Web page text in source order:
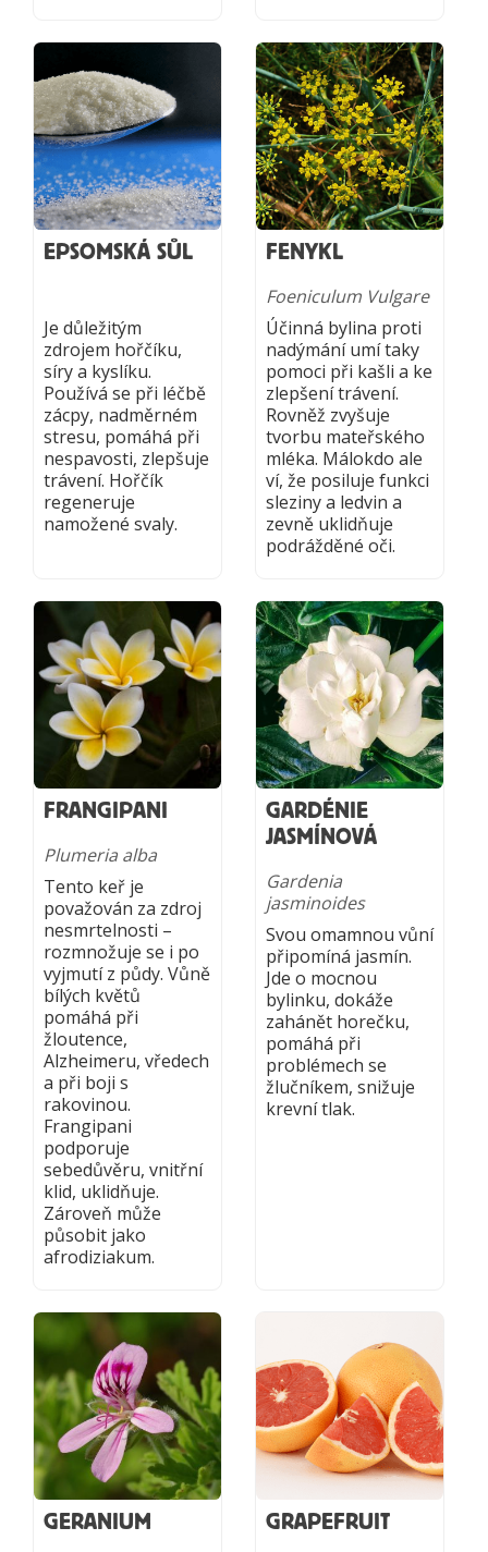
EPSOMSKÁ SŮL
Je důležitým
zdrojem hořčíku,
síry a kyslíku.
Používá se při léčbě
zácpy, nadměrném
stresu, pomáhá při
nespavosti, zlepšuje
trávení. Hořčík
regeneruje
namožené svaly.
FENYKL
Foeniculum Vulgare
Účinná bylina proti
nadýmání umí taky
pomoci při kašli a ke
zlepšení trávení.
Rovněž zvyšuje
tvorbu mateřského
mléka. Málokdo ale
ví, že posiluje funkci
sleziny a ledvin a
zevně uklidňuje
podrážděné oči.
FRANGIPANI
Plumeria alba
Tento keř je
považován za zdroj
nesmrtelnosti –
rozmnožuje se i po
vyjmutí z půdy. Vůně
bílých květů
pomáhá při
žloutence,
Alzheimeru, vředech
a při boji s
rakovinou.
Frangipani
podporuje
sebedůvěru, vnitřní
klid, uklidňuje.
Zároveň může
působit jako
afrodiziakum.
GARDÉNIE
JASMÍNOVÁ
Gardenia
jasminoides
Svou omamnou vůní
připomíná jasmín.
Jde o mocnou
bylinku, dokáže
zahánět horečku,
pomáhá při
problémech se
žlučníkem, snižuje
krevní tlak.
GERANIUM GRAPEFRUIT